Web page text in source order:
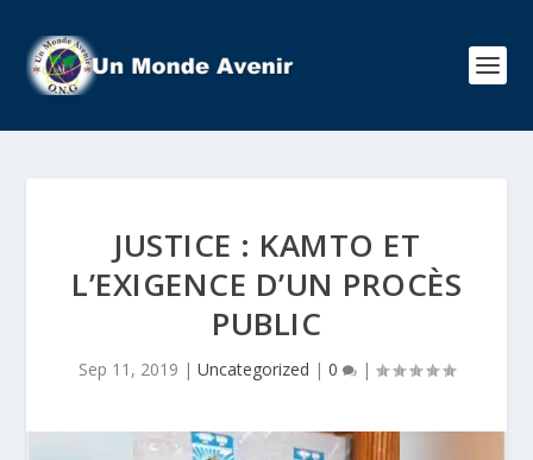
JUSTICE : KAMTO ET
L’EXIGENCE D’UN PROCÈS
PUBLIC
Sep 11, 2019 | Uncategorized | 0 |